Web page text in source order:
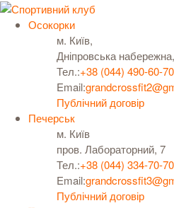
Осокорки
м. Київ,
Дніпровська
Тел.:+38 (044) 490-60-70
Email:
Публічний договір
Печерськ
м. Київ
пров. Лабораторний, 7
Тел.:+38 (044) 334-70-70
Email:
Публічний договір